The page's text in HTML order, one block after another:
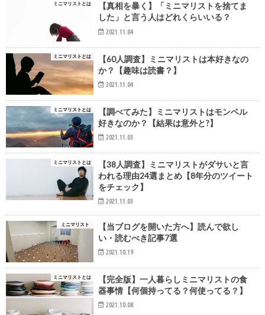
ミニマリストとは
【真相を暴く】「ミニマリストを捨てま
した」と言う人はどれくらいいる？
2021.11.04
ミニマリストとは
【60人調査】ミニマリストは本好きなの
か？【趣味は読書？】
2021.11.04
ミニマリストとは
【調べてみた】ミニマリストはモンベル
好きなのか？【結果は意外と?】
2021.11.03
ミニマリストとは
【38人調査】ミニマリストがダサいと言
われる理由24選まとめ【8年分のツイート
をチェック】
2021.11.03
ミニマリスト
【当ブログを開いた方へ】読んで欲し
い・読むべき記事7選
2021.10.19
ミニマリストとは
【完全版】一人暮らしミニマリストの食
器事情【何個持ってる？何使ってる？】
2021.10.08